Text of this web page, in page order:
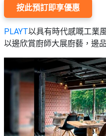
系
列
聚
拍
拖
餐
廳
BBQ
會
#
山
按此預訂即享優惠
PLAYT以具有時代感嘅工業
以邊欣賞廚師大展廚藝，邊